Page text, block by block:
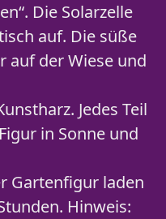
Die Solarzelle
auf. Die süße
auf der Wiese und
Jedes Teil
in Sonne und
Gartenfigur laden
Hinweis: